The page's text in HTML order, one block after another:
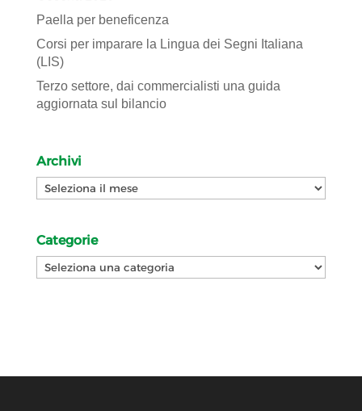
Paella per beneficenza
Corsi per imparare la Lingua dei Segni Italiana
(LIS)
Terzo settore, dai commercialisti una guida
aggiornata sul bilancio
Archivi
Archivi
Categorie
Categorie